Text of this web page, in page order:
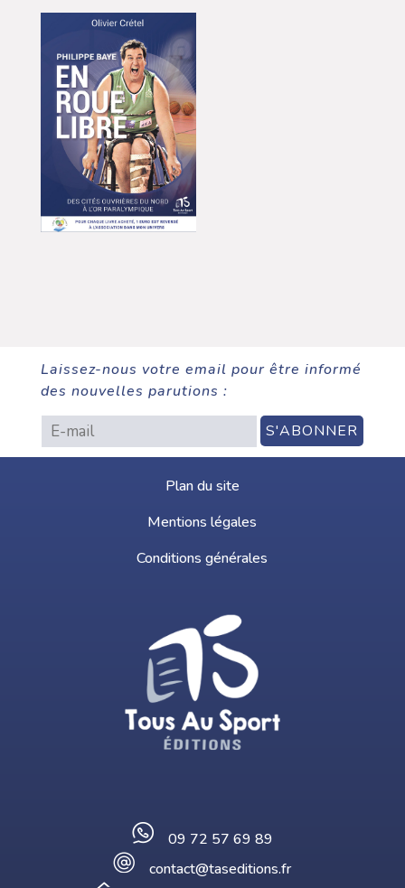
Laissez-nous votre email pour être informé
des nouvelles parutions :
Plan du site
Mentions légales
Conditions générales
09 72 57 69 89
contact@taseditions.fr